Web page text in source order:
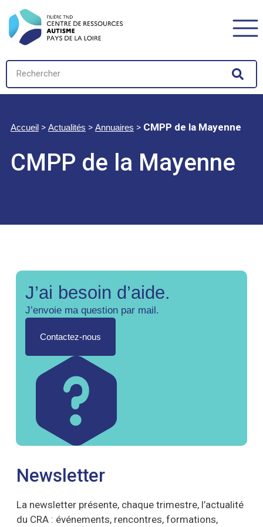
Accueil> Actualités> Annuaires> CMPP de la Mayenne
CMPP de la Mayenne
J’ai besoin d’aide.
J’envoie ma question par mail.
Contactez-nous
Newsletter
La newsletter présente, chaque trimestre, l’actualité
du CRA : événements, rencontres, formations,